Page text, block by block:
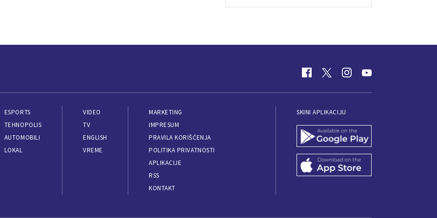
ESPORTS
TEHNOPOLIS
AUTOMOBILI
LOKAL
VIDEO
TV
ENGLISH
VREME
MARKETING
IMPRESUM
PRAVILA KORIŠĆENJA
POLITIKA PRIVATNOSTI
APLIKACIJE
RSS
KONTAKT
SKINI APLIKACIJU